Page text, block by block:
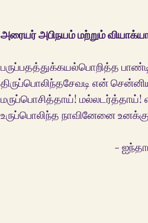
அரையர் அபிநயம் மற்றும்
பருப்பதத்துக்கயல்பொறித்த
திருப்பொலிந்தசேவடி என்
மருப்பொசித்தாய்!
உருப்பொலிந்த நாவினேனை